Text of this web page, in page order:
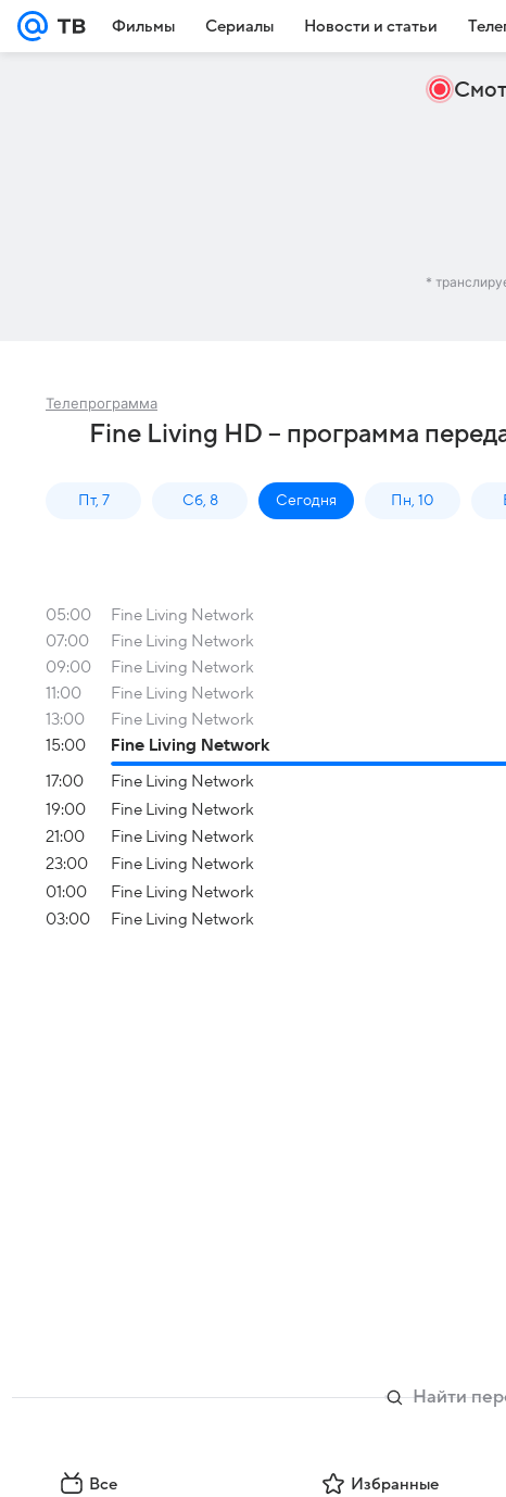
Фильмы Сериалы Новости и статьи
*
Телепрограмма
Fine Living HD – программа
Пт, 7 Сб, 8 Сегодня Пн, 10
05:00
Fine Living Network
07:00
Fine Living Network
09:00
Fine Living Network
11:00
Fine Living Network
13:00
Fine Living Network
15:00
Fine Living Network
17:00
Fine Living Network
19:00
Fine Living Network
21:00
Fine Living Network
23:00
Fine Living Network
01:00
Fine Living Network
03:00
Fine Living Network
Все Избранные